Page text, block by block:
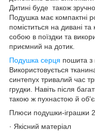
Дитині буде також
Подушка має компактні
поміститься на дивані
собою в поїздки та
приємний на дотик.
Подушка серця пошита з
Використовується
синтепух тривалий час
грудки. Навіть після
такою ж пухнастою й
Плюси подушки-іграшки
· Якісний матеріал